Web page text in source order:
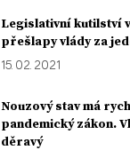
Legislativní kutilství
přešlapy vlády za
15. 02. 2021
Nouzový stav má
pandemický zákon.
děravý